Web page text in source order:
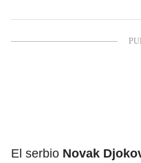
El serbio Novak